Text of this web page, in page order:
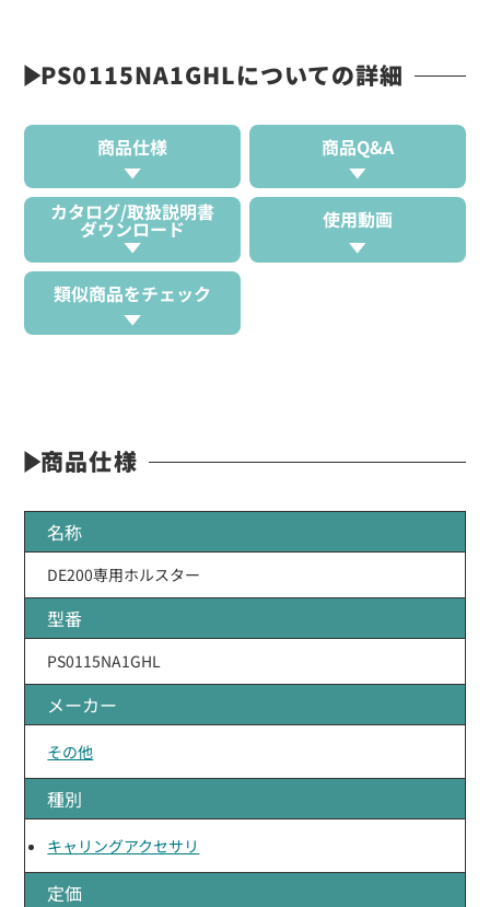
PS0115NA1GHLについての詳細
商品仕様 商品Q&A
カタログ/取扱説明書
ダウンロード 使用動画
類似商品をチェック
商品仕様
名称
DE200専用ホルスター
型番
PS0115NA1GHL
メーカー
その他
種別
キャリングアクセサリ
定価